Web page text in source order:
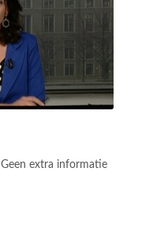
Geen extra informatie